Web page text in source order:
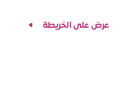
عرض على الخريطة